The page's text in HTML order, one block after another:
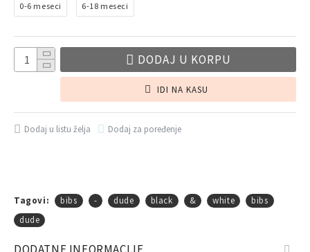
0-6 meseci
6-18 meseci
DODAJ U KORPU
IDI NA KASU
Dodaj u listu želja Dodaj za poređenje
Tagovi: bibs - dude black & white
bibs
dude